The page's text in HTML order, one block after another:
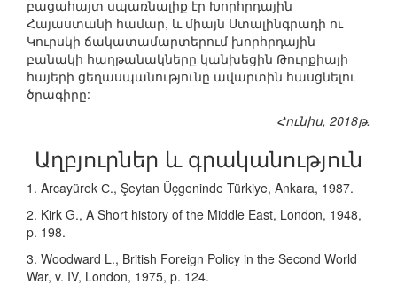
բացահայտ սպառնալիք էր Խորհրդային
Հայաստանի համար, և միայն Ստալինգրադի ու
Կուրսկի ճակատամարտերում խորհրդային
բանակի հաղթանակները կանխեցին Թուրքիայի
հայերի ցեղասպանությունը ավարտին հասցնելու
ծրագիրը:
Հունիս, 2018թ.
Աղբյուրներ և գրականություն
1. Arcayürek С., Şeytan Üçgeninde Türkiye, Ankara, 1987.
2. Kirk G., A Short history of the Middle East, London, 1948,
p. 198.
3. Woodward L., British Foreign Policy in the Second World
War, v. IV, London, 1975, p. 124.